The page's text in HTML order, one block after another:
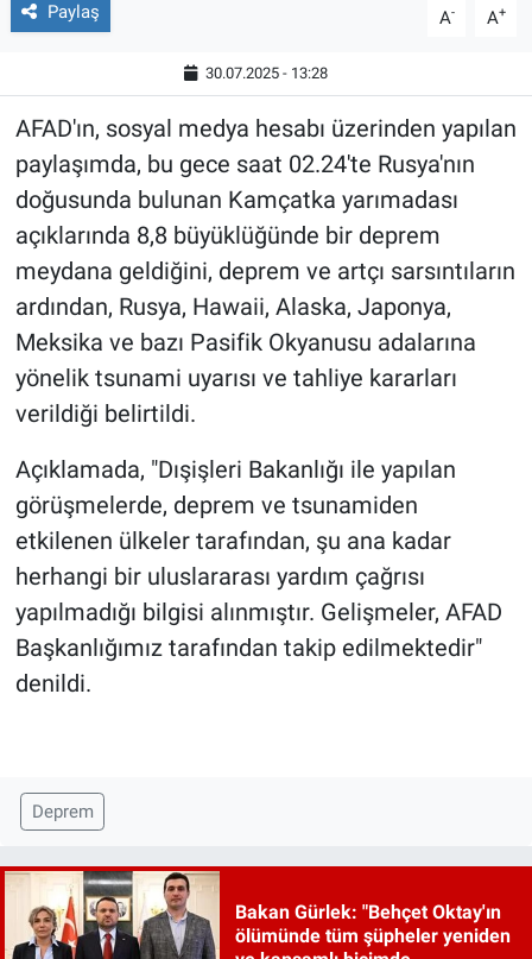
Paylaş A- A+
30.07.2025 - 13:28
AFAD'ın, sosyal medya hesabı üzerinden yapılan
paylaşımda, bu gece saat 02.24'te Rusya'nın
doğusunda bulunan Kamçatka yarımadası
açıklarında 8,8 büyüklüğünde bir deprem
meydana geldiğini, deprem ve artçı sarsıntıların
ardından, Rusya, Hawaii, Alaska, Japonya,
Meksika ve bazı Pasifik Okyanusu adalarına
yönelik tsunami uyarısı ve tahliye kararları
verildiği belirtildi.
Açıklamada, "Dışişleri Bakanlığı ile yapılan
görüşmelerde, deprem ve tsunamiden
etkilenen ülkeler tarafından, şu ana kadar
herhangi bir uluslararası yardım çağrısı
yapılmadığı bilgisi alınmıştır. Gelişmeler, AFAD
Başkanlığımız tarafından takip edilmektedir"
denildi.
Deprem
Bakan Gürlek: "Behçet Oktay'ın
ölümünde tüm şüpheler yeniden